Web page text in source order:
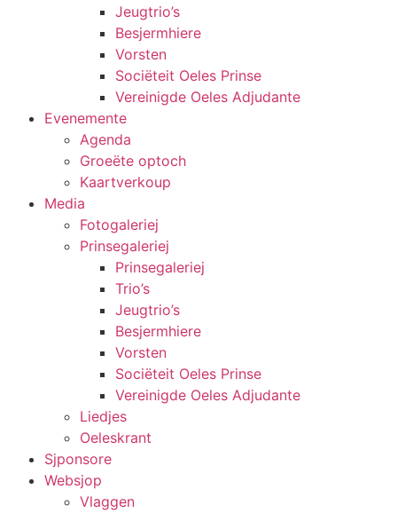
Jeugtrio’s
Besjermhiere
Vorsten
Sociëteit Oeles Prinse
Vereinigde Oeles Adjudante
Evenemente
Agenda
Groeëte optoch
Kaartverkoup
Media
Fotogaleriej
Prinsegaleriej
Prinsegaleriej
Trio’s
Jeugtrio’s
Besjermhiere
Vorsten
Sociëteit Oeles Prinse
Vereinigde Oeles Adjudante
Liedjes
Oeleskrant
Sjponsore
Websjop
Vlaggen